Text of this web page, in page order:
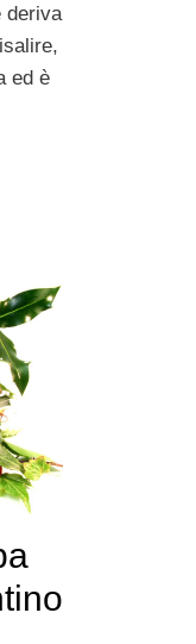
deriva
ed è